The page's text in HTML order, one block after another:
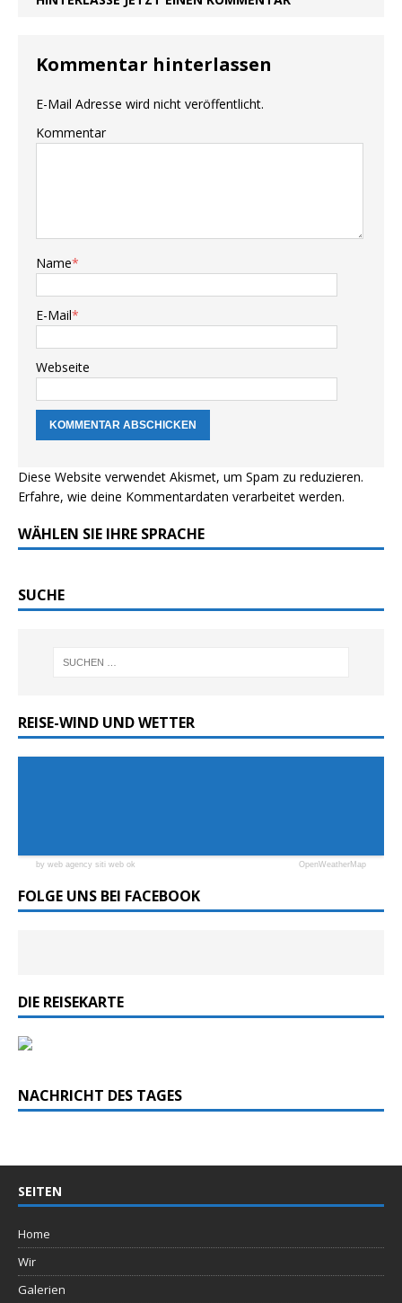
Kommentar hinterlassen
E-Mail Adresse wird nicht veröffentlicht.
Kommentar
Name*
E-Mail*
Webseite
Diese Website verwendet Akismet, um Spam zu reduzieren.
Erfahre, wie deine Kommentardaten verarbeitet werden.
WÄHLEN SIE IHRE SPRACHE
SUCHE
REISE-WIND UND WETTER
by web agency siti web ok OpenWeatherMap
FOLGE UNS BEI FACEBOOK
DIE REISEKARTE
NACHRICHT DES TAGES
SEITEN
Home
Wir
Galerien